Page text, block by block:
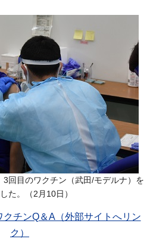
回目のワクチン（武田/モデルナ）を
た。（2月10日）
チンQ＆A（外部サイトへリン
ク）